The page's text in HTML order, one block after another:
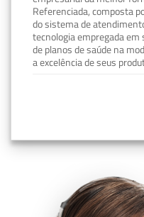
Referenciada, composta
do sistema de
tecnologia empregada em
de planos de saúde na
a excelência de seus